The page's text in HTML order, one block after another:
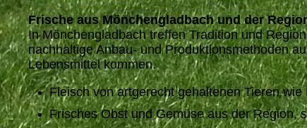
Frische aus Mönchengladbach und der
In Mönchengladbach treffen Tradition und
nachhaltige Anbau- und Produktionsmethoden
Lebensmittel kommen.
Fleisch von artgerecht gehaltenen Tieren
Frisches Obst und Gemüse aus der Region,